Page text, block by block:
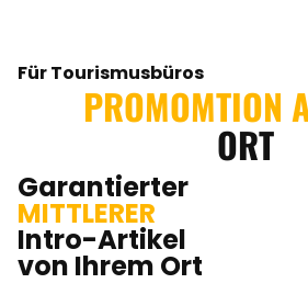
Für Tourismusbüros
PROMOMTION
ORT
Garantierter
MITTLERER
Intro-Artikel
von Ihrem Ort